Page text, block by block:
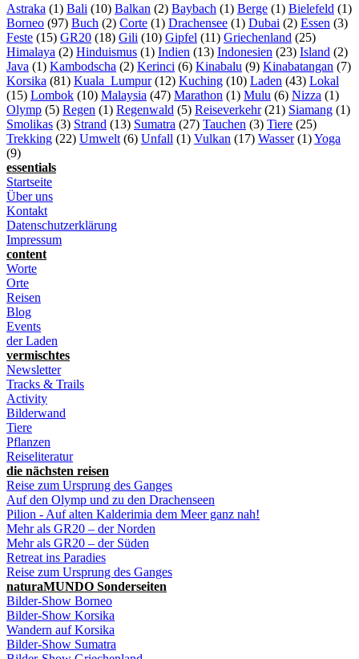
Astraka (1) Bali (10) Balkan (2) Baybach (1) Berge (1) Bielefeld (1)
Borneo (97) Buch (2) Corte (1) Drachensee (1) Dubai (2) Essen (3)
Feste (15) GR20 (18) Gili (10) Gipfel (11) Griechenland (25)
Himalaya (2) Hinduismus (1) Indien (13) Indonesien (23) Island (2)
Java (1) Kambodscha (2) Kerinci (6) Kinabalu (9) Kinabatangan (7)
Korsika (81) Kuala_Lumpur(12) Kuching (10) Laden (43) Lokal
(15) Lombok (10) Malaysia (47) Marathon (1) Mulu (6) Nizza (1)
Olymp (5) Regen (1) Regenwald (5) Reiseverkehr(21) Siamang (1)
Smolikas (3) Strand (13) Sumatra (27) Tauchen (3) Tiere (25)
Trekking (22) Umwelt (6) Unfall (1) Vulkan (17) Wasser(1)Yoga
(9)
essentials
Startseite
Über uns
Kontakt
Datenschutzerklärung
Impressum
content
Worte
Orte
Reisen
Blog
Events
der Laden
vermischtes
Newsletter
Tracks & Trails
Activity
Bilderwand
Tiere
Pflanzen
Reiseliteratur
die nächsten reisen
Reise zum Ursprung des Ganges
Auf den Olymp und zu den Drachenseen
Pilion - Auf alten Kalderimia dem Meer ganz nah!
Mehr als GR20 – der Norden
Mehr als GR20 – der Süden
Retreat ins Paradies
Reise zum Ursprung des Ganges
naturaMUNDO Sonderseiten
Bilder-Show Borneo
Bilder-Show Korsika
Wandern auf Korsika
Bilder-Show Sumatra